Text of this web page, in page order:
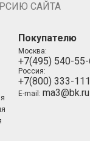
САЙТА
Покупателю
Москва:
+7(495) 540-
Россия:
+7(800) 333-
E-mail: ma3@bk.ru